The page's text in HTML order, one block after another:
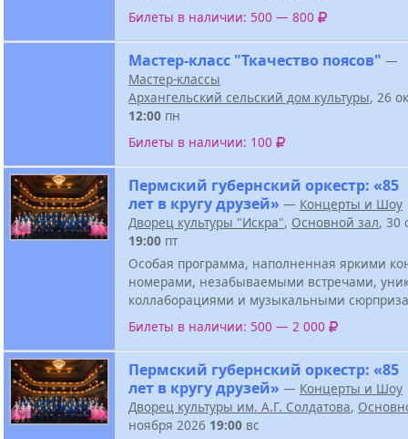
Билеты в наличии: 500 — 800
Мастер-класс "Ткачество поясов" —
Мастер-классы
Архангельский сельский дом культуры, 26
12:00 пн
Билеты в наличии: 100
Пермский губернский оркестр: «85
лет в кругу друзей» — Концерты и Шоу
Дворец культуры "Искра", Основной зал, 30
19:00 пт
Особая программа, наполненная яркими
номерами, незабываемыми встречами,
коллаборациями и музыкальными
Билеты в наличии: 500 — 2 000
Пермский губернский оркестр: «85
лет в кругу друзей» — Концерты и Шоу
Дворец культуры им. А.Г. Солдатова,
ноября 2026 19:00 вс